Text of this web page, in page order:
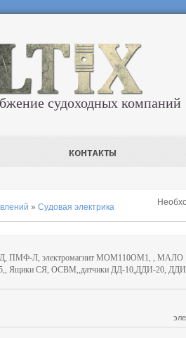
судоходных компаний
» Судовая электрика
ПМФ-Л, электромагнит МОМ110ОМ1, , МАЛО
Ящики СЯ, ОСВМ,,датчики ДД-10,ДДИ-20,